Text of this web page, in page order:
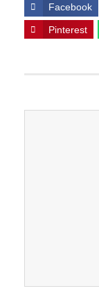
Facebook
Pinterest